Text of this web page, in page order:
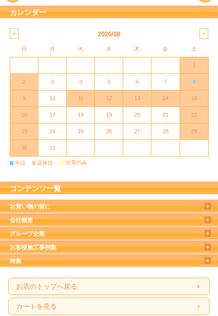
カレンダー
2026/08
日 月 火 水 木 金 土
1
2 3 4 5 6 7 8
9 10 11 12 13 14 15
16 17 18 19 20 21 22
23 24 25 26 27 28 29
30 31
■今日 ■ 店休日 ■ 出荷のみ
コンテンツ一覧
お買い物の前に
会社概要
グループ企業
お客様施工事例集
特集
お店のトップへ戻る
カートを見る